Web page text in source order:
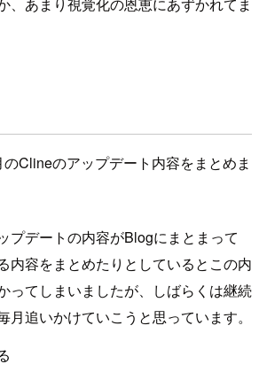
、あまり視覚化の恩恵にあずかれてま
Clineのアップデート内容をまとめま
プデートの内容がBlogにまとまって
内容をまとめたりとしているとこの内
ってしまいましたが、しばらくは継続
月追いかけていこうと思っています。